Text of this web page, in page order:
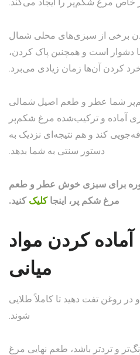
برخی از سبزی‌های محلی شمال
دشوار است و همچنین پاک کردن،
کردن آن‌ها زمان زیادی می‌برد.
شما عطر و طعم اصیل شمالی
آماده و ترکیب‌شده مرغ شکم‌پر
کند و هم نتیجه‌ای نزدیک به
دستور سنتی به شما بدهد.
برای سبزی خوش عطر و طعم
مرغ شکم پر، اینجاکلیک کنید.
کردن مواد
میانی
و در روغن تفت دهید تا کاملاً طلایی
شوند.
و تردتر باشد، طعم نهایی مرغ